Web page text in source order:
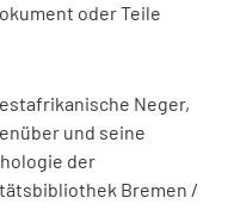
oder Teile
Neger,
und seine
der
Bremen /